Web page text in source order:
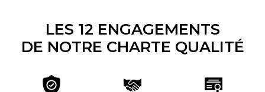
LES 12 ENGAGEMENTS
DE NOTRE CHARTE QUALITÉ